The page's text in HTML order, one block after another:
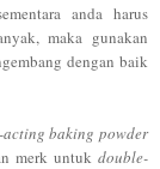
anda harus
maka gunakan
dengan baik
acting baking powder
merk untuk double-